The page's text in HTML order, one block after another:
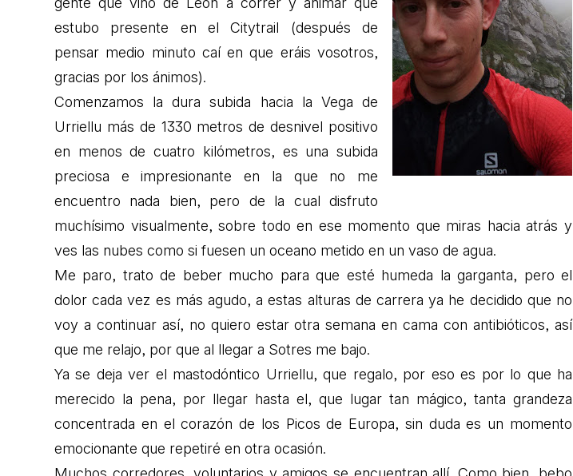
estubo presente en el Citytrail (después de
pensar medio minuto caí en que eráis vosotros,
gracias por los ánimos).
Comenzamos la dura subida hacia la Vega de
Urriellu más de 1330 metros de desnivel positivo
en menos de cuatro kilómetros, es una subida
preciosa e impresionante en la que no me
encuentro nada bien, pero de la cual disfruto
muchísimo visualmente, sobre todo en ese momento que miras hacia atrás y
ves las nubes como si fuesen un oceano metido en un vaso de agua.
Me paro, trato de beber mucho para que esté humeda la garganta, pero el
dolor cada vez es más agudo, a estas alturas de carrera ya he decidido que no
voy a continuar así, no quiero estar otra semana en cama con antibióticos, así
que me relajo, por que al llegar a Sotres me bajo.
Ya se deja ver el mastodóntico Urriellu, que regalo, por eso es por lo que ha
merecido la pena, por llegar hasta el, que lugar tan mágico, tanta grandeza
concentrada en el corazón de los Picos de Europa, sin duda es un momento
emocionante que repetiré en otra ocasión.